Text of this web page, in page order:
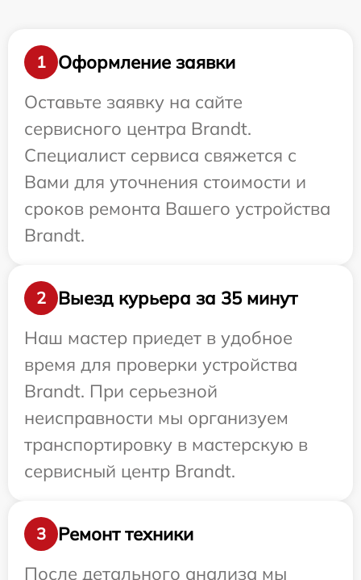
1
Оформление заявки
Оставьте заявку на сайте
сервисного центра Brandt.
Специалист сервиса свяжется с
Вами для уточнения стоимости и
сроков ремонта Вашего устройства
Brandt.
2
Выезд курьера за 35 минут
Наш мастер приедет в удобное
время для проверки устройства
Brandt. При серьезной
неисправности мы организуем
транспортировку в мастерскую в
сервисный центр Brandt.
3
Ремонт техники
После детального анализа мы